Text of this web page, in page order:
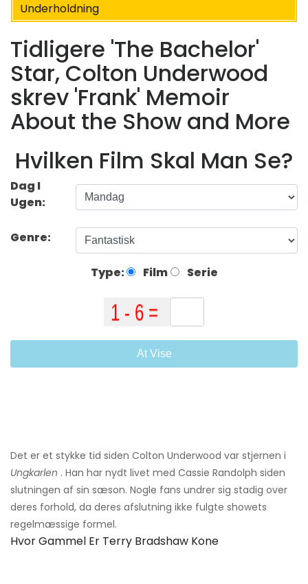
Underholdning
Tidligere 'The Bachelor'
Star, Colton Underwood
skrev 'Frank' Memoir
About the Show and More
Hvilken Film Skal Man Se?
Dag I
Ugen:
Genre:
Type: Film Serie
At Vise
Det er et stykke tid siden Colton Underwood var stjernen i
Ungkarlen . Han har nydt livet med Cassie Randolph siden
slutningen af ​​sin sæson. Nogle fans undrer sig stadig over
deres forhold, da deres afslutning ikke fulgte showets
regelmæssige formel.
Hvor Gammel Er Terry Bradshaw Kone